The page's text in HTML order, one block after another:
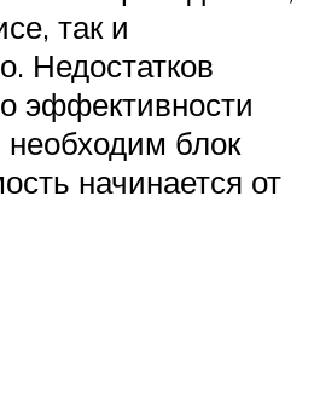
так и
Недостатков
эффективности
блок
начинается от